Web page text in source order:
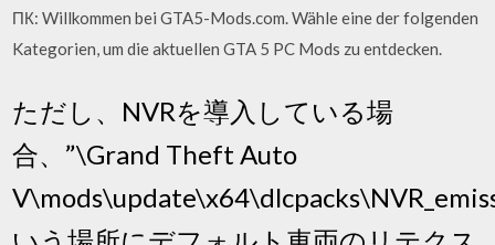
ПК: Willkommen bei GTA5-Mods.com. Wähle eine der folgenden
Kategorien, um die aktuellen GTA 5 PC Mods zu entdecken.
ただし、NVRを導入している場
合、”\Grand Theft Auto